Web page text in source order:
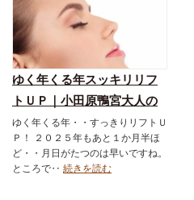
ゆく年くる年スッキリリフ
トＵＰ｜小田原鴨宮大人の
お肌の改善スキンケアショ
ップ＆エステサロン｜ダー
マロジカ｜お得なメニュー
ゆく年くる年・・すっきりリフトＵ
Ｐ！ ２０２５年もあと１か月半ほ
ど・・月日がたつのは早いですね。
ところで‥ 続きを読む